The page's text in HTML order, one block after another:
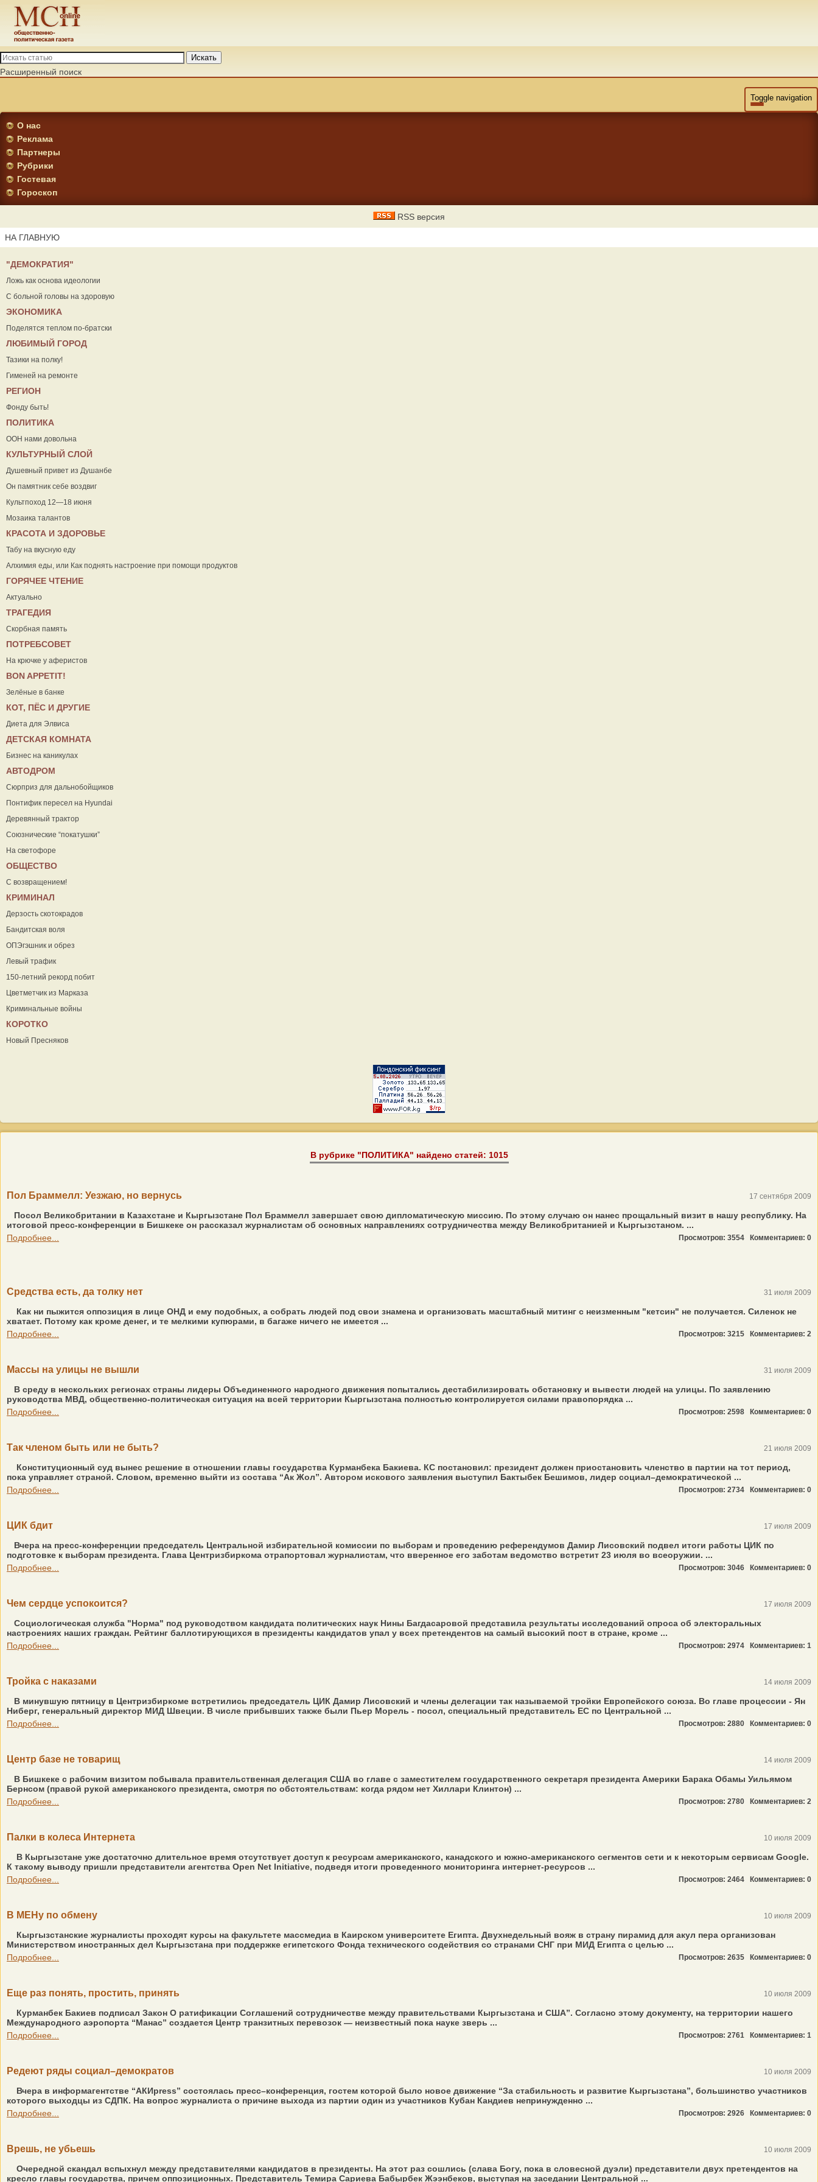
Искать
Расширенный поиск
Toggle navigation
О нас
Реклама
Партнеры
Рубрики
Гостевая
Гороскоп
RSS версия
НА ГЛАВНУЮ
"ДЕМОКРАТИЯ"
Ложь как основа идеологии
С больной головы на здоровую
ЭКОНОМИКА
Поделятся теплом по-братски
ЛЮБИМЫЙ ГОРОД
Тазики на полку!
Гименей на ремонте
РЕГИОН
Фонду быть!
ПОЛИТИКА
ООН нами довольна
КУЛЬТУРНЫЙ СЛОЙ
Душевный привет из Душанбе
Он памятник себе воздвиг
Культпоход 12—18 июня
Мозаика талантов
КРАСОТА И ЗДОРОВЬЕ
Табу на вкусную еду
Алхимия еды, или Как поднять настроение при помощи продуктов
ГОРЯЧЕЕ ЧТЕНИЕ
Актуально
ТРАГЕДИЯ
Скорбная память
ПОТРЕБСОВЕТ
На крючке у аферистов
ВON APPETIT!
Зелёные в банке
КОТ, ПЁС И ДРУГИЕ
Диета для Элвиса
ДЕТСКАЯ КОМНАТА
Бизнес на каникулах
АВТОДРОМ
Сюрприз для дальнобойщиков
Понтифик пересел на Hyundai
Деревянный трактор
Союзнические “покатушки”
На светофоре
ОБЩЕСТВО
С возвращением!
КРИМИНАЛ
Дерзость скотокрадов
Бандитская воля
ОПЭгэшник и обрез
Левый трафик
150-летний рекорд побит
Цветметчик из Марказа
Криминальные войны
КОРОТКО
Новый Пресняков
В рубрике "ПОЛИТИКА" найдено статей: 1015
Пол Браммелл: Уезжаю, но вернусь 17 сентября 2009
Посол Великобритании в Казахстане и Кыргызстане Пол Браммелл завершает свою дипломатическую миссию. По этому случаю он нанес прощальный визит в нашу республику. На
итоговой пресс-конференции в Бишкеке он рассказал журналистам об основных направлениях сотрудничества между Великобританией и Кыргызстаном. ...
Подробнее...
Просмотров: 3554 Комментариев: 0
Средства есть, да толку нет 31 июля 2009
Как ни пыжится оппозиция в лице ОНД и ему подобных, а собрать людей под свои знамена и организовать масштабный митинг с неизменным "кетсин" не получается. Силенок не
хватает. Потому как кроме денег, и те мелкими купюрами, в багаже ничего не имеется ...
Подробнее...
Просмотров: 3215 Комментариев: 2
Массы на улицы не вышли 31 июля 2009
В среду в нескольких регионах страны лидеры Объединенного народного движения попытались дестабилизировать обстановку и вывести людей на улицы. По заявлению
руководства МВД, общественно-политическая ситуация на всей территории Кыргызстана полностью контролируется силами правопорядка ...
Подробнее...
Просмотров: 2598 Комментариев: 0
Так членом быть или не быть? 21 июля 2009
Конституционный суд вынес решение в отношении главы государства Курманбека Бакиева. КС постановил: президент должен приостановить членство в партии на тот период,
пока управляет страной. Словом, временно выйти из состава “Ак Жол”. Автором искового заявления выступил Бактыбек Бешимов, лидер социал–демократической ...
Подробнее...
Просмотров: 2734 Комментариев: 0
ЦИК бдит 17 июля 2009
Вчера на пресс-конференции председатель Центральной избирательной комиссии по выборам и проведению референдумов Дамир Лисовский подвел итоги работы ЦИК по
подготовке к выборам президента. Глава Центризбиркома отрапортовал журналистам, что вверенное его заботам ведомство встретит 23 июля во всеоружии. ...
Подробнее...
Просмотров: 3046 Комментариев: 0
Чем сердце успокоится? 17 июля 2009
Социологическая служба "Норма" под руководством кандидата политических наук Нины Багдасаровой представила результаты исследований опроса об электоральных
настроениях наших граждан. Рейтинг баллотирующихся в президенты кандидатов упал у всех претендентов на самый высокий пост в стране, кроме ...
Подробнее...
Просмотров: 2974 Комментариев: 1
Тройка с наказами 14 июля 2009
В минувшую пятницу в Центризбиркоме встретились председатель ЦИК Дамир Лисовский и члены делегации так называемой тройки Европейского союза. Во главе процессии - Ян
Ниберг, генеральный директор МИД Швеции. В числе прибывших также были Пьер Морель - посол, специальный представитель ЕС по Центральной ...
Подробнее...
Просмотров: 2880 Комментариев: 0
Центр базе не товарищ 14 июля 2009
В Бишкеке с рабочим визитом побывала правительственная делегация США во главе с заместителем государственного секретаря президента Америки Барака Обамы Уильямом
Бернсом (правой рукой американского президента, смотря по обстоятельствам: когда рядом нет Хиллари Клинтон) ...
Подробнее...
Просмотров: 2780 Комментариев: 2
Палки в колеса Интернета 10 июля 2009
В Кыргызстане уже достаточно длительное время отсутствует доступ к ресурсам американского, канадского и южно-американского сегментов сети и к некоторым сервисам Google.
К такому выводу пришли представители агентства Open Net Initiative, подведя итоги проведенного мониторинга интернет-ресурсов ...
Подробнее...
Просмотров: 2464 Комментариев: 0
В МЕНу по обмену 10 июля 2009
Кыргызстанские журналисты проходят курсы на факультете массмедиа в Каирском университете Египта. Двухнедельный вояж в страну пирамид для акул пера организован
Министерством иностранных дел Кыргызстана при поддержке египетского Фонда технического содействия со странами СНГ при МИД Египта с целью ...
Подробнее...
Просмотров: 2635 Комментариев: 0
Еще раз понять, простить, принять 10 июля 2009
Курманбек Бакиев подписал Закон О ратификации Соглашений сотрудничестве между правительствами Кыргызстана и США”. Согласно этому документу, на территории нашего
Международного аэропорта “Манас” создается Центр транзитных перевозок — неизвестный пока науке зверь ...
Подробнее...
Просмотров: 2761 Комментариев: 1
Редеют ряды социал–демократов 10 июля 2009
Вчера в информагентстве “АКИpress” состоялась пресс–конференция, гостем которой было новое движение “За стабильность и развитие Кыргызстана”, большинство участников
которого выходцы из СДПК. На вопрос журналиста о причине выхода из партии один из участников Кубан Кандиев непринужденно ...
Подробнее...
Просмотров: 2926 Комментариев: 0
Врешь, не убьешь 10 июля 2009
Очередной скандал вспыхнул между представителями кандидатов в президенты. На этот раз сошлись (слава Богу, пока в словесной дуэли) представители двух претендентов на
кресло главы государства, причем оппозиционных. Представитель Темира Сариева Бабырбек Жээнбеков, выступая на заседании Центральной ...